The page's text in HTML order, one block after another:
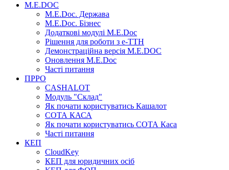
M.E.DOC
M.E.Doc. Держава
M.E.Doc. Бізнес
Додаткові модулі M.E.Doc
Рішення для роботи з е-ТТН
Демонстраційна версія M.E.DOC
Оновлення M.E.Doc
Часті питання
ПРРО
CASHALOT
Модуль "Склад"
Як почати користуватись Кашалот
СОТА КАСА
Як почати користуватись СОТА Каса
Часті питання
КЕП
CloudKey
КЕП для юридичних осіб